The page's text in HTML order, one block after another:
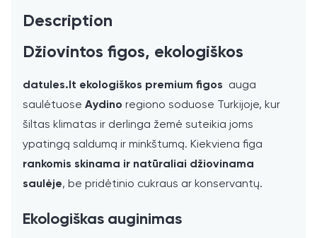
Description
Džiovintos figos, ekologiškos
datules.lt ekologiškos premium figos auga
saulėtuose Aydino regiono soduose Turkijoje, kur
šiltas klimatas ir derlinga žemė suteikia joms
ypatingą saldumą ir minkštumą. Kiekviena figa
rankomis skinama ir natūraliai džiovinama
saulėje, be pridėtinio cukraus ar konservantų.
Ekologiškas auginimas